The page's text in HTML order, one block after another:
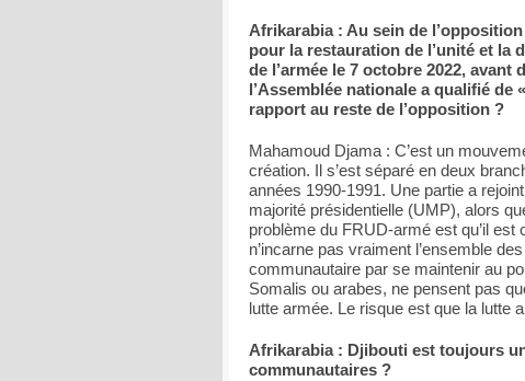
Afrikarabia : Au sein de
pour la restauration de l’unité et la
de l’armée le 7 octobre 2022,
l’Assemblée nationale a qualifié de «
rapport au reste de l’opposition ?
Mahamoud Djama : C’est un
création. Il s’est séparé en deux
années 1990-1991. Une partie a
majorité présidentielle (UMP), alors
problème du FRUD-armé est qu’il
n’incarne pas vraiment l’ensemble
communautaire par se maintenir au
Somalis ou arabes, ne pensent pas
lutte armée. Le risque est que la lutte
Afrikarabia : Djibouti est toujours
communautaires ?